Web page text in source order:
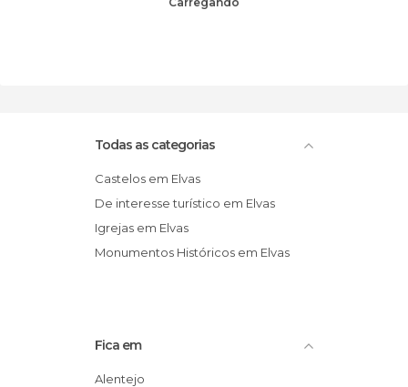
Todas as categorias
Castelos em Elvas
De interesse turístico em Elvas
Igrejas em Elvas
Monumentos Históricos em Elvas
Fica em
Alentejo